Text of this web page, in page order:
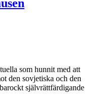
som hunnit med att
den sovjetiska och den
självrättfärdigande